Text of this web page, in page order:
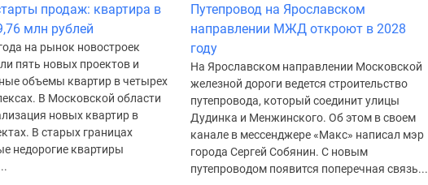
продаж: квартира в
млн рублей
на рынок новостроек
пять новых проектов и
объемы квартир в четырех
В Московской области
новых квартир в
В старых границах
недорогие квартиры
Путепровод на Ярославском
направлении МЖД откроют в 2028
году
На Ярославском направлении Московской
железной дороги ведется строительство
путепровода, который соединит улицы
Дудинка и Менжинского. Об этом в своем
канале в мессенджере «Макс» написал мэр
города Сергей Собянин. С новым
путепроводом появится поперечная связь...